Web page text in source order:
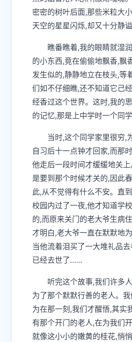
密密的树叶后面,那些米粒大
天空的星星闪烁,却又十分静
瞧番瞧着,我的眼睛就湿
的小东西,竟在偷偷地飘香,飘
发生似的,静静地立在枝头,等
们如不仔细瞧,还不知道它己
经香过这个世界。这时,我的
的记忆,那是上中学时一个同学
当时,这个同学家里很穷,
自习后十一点钟才回家,而那
他走后一段时间才缓缓地关
是要到那个时候才关的,因此
此,从不觉得有什么不安。直
校园内过了一夜,他才知道学
的,而原来关门的老大爷生病
才明白,老大爷一直在默默地
当他流着泪买了一大堆礼品
已经去世了……
听完这个故事,我们许多
为了那个默默行善的老人。
为在那一刻,我们才醒悟,其实
有那个开门的老人,在为我们
就像这小小的嫩黄的桂花,悄